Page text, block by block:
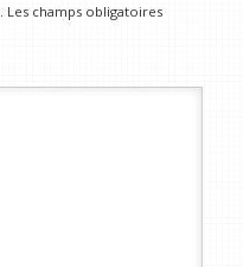
Les champs obligatoires